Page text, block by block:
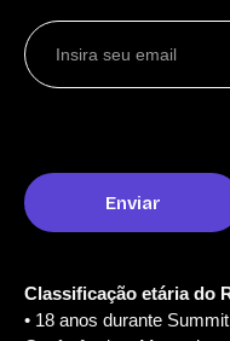
Classificação etária do
• 18 anos durante